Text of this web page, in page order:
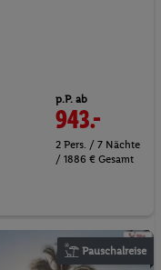
p.P. ab
943.-
2 Pers. / 7 Nächte
/ 1886 € Gesamt
Pauschalreise